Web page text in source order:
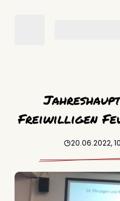
Freiwilligen
20.06.2022,